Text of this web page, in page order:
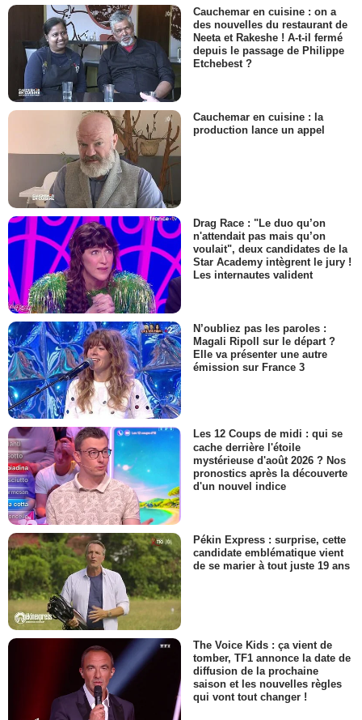
Cauchemar en cuisine : on a
des nouvelles du restaurant de
Neeta et Rakeshe ! A-t-il fermé
depuis le passage de Philippe
Etchebest ?
Cauchemar en cuisine : la
production lance un appel
Drag Race : "Le duo qu’on
n'attendait pas mais qu’on
voulait", deux candidates de la
Star Academy intègrent le jury !
Les internautes valident
N’oubliez pas les paroles :
Magali Ripoll sur le départ ?
Elle va présenter une autre
émission sur France 3
Les 12 Coups de midi : qui se
cache derrière l'étoile
mystérieuse d'août 2026 ? Nos
pronostics après la découverte
d'un nouvel indice
Pékin Express : surprise, cette
candidate emblématique vient
de se marier à tout juste 19 ans
The Voice Kids : ça vient de
tomber, TF1 annonce la date de
diffusion de la prochaine
saison et les nouvelles règles
qui vont tout changer !